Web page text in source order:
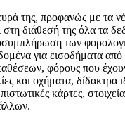
της, προφανώς με τα
διάθεσή της όλα τα
των
για εισοδήματα από
φόρους που
και οχήματα, δίδακτρα
κάρτες,